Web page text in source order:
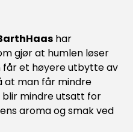
har
gjør at humlen løser
får et høyere utbytte av
at man får mindre
mindre utsatt for
aroma og smak ved